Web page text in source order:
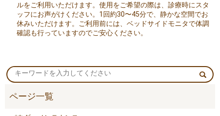
ルをご利用いただけます。使用をご希望の際は、診療時にスタ
ッフにお声がけください。1回約30〜45分で、静かな空間でお
休みいただけます。ご利用前には、ベッドサイドモニタで体調
確認も行っていますのでご安心ください。